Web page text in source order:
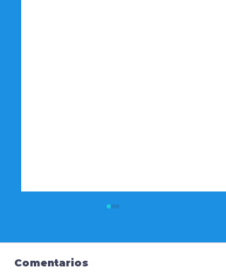
Comentarios